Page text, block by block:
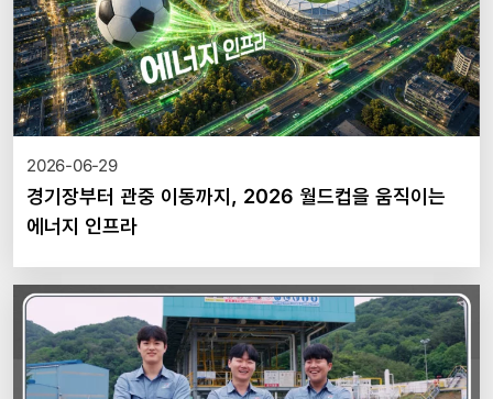
2026-06-29
경기장부터 관중 이동까지, 2026 월드컵을 움직이는
에너지 인프라